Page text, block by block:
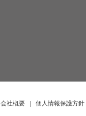
会社概要 ｜ 個人情報保護方針